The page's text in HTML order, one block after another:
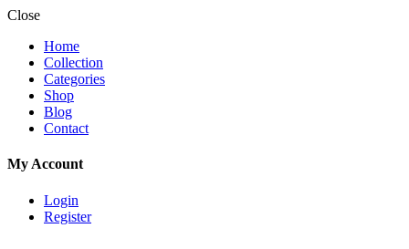
Close
Home
Collection
Categories
Shop
Blog
Contact
My Account
Login
Register